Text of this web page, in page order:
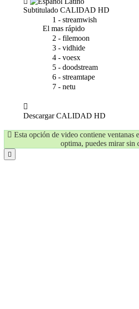
Subtitulado CALIDAD HD
1 - streamwish
El mas rápido
2 - filemoon
3 - vidhide
4 - voesx
5 - doodstream
6 - streamtape
7 - netu
DescargarCALIDAD HD
Esta opción de video contiene ventanas
optima, puedes mirar sin